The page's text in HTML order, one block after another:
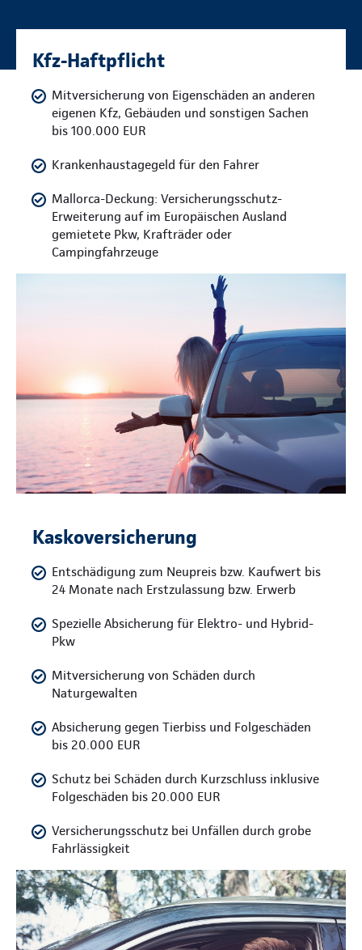
Kfz-Haftpflicht
Mitversicherung von Eigenschäden an anderen
eigenen Kfz, Gebäuden und sonstigen Sachen
bis 100.000 EUR
Krankenhaustagegeld für den Fahrer
Mallorca-Deckung: Versicherungsschutz-
Erweiterung auf im Europäischen Ausland
gemietete Pkw, Krafträder oder
Campingfahrzeuge
Kaskoversicherung
Entschädigung zum Neupreis bzw. Kaufwert bis
24 Monate nach Erstzulassung bzw. Erwerb
Spezielle Absicherung für Elektro- und Hybrid-
Pkw
Mitversicherung von Schäden durch
Naturgewalten
Absicherung gegen Tierbiss und Folgeschäden
bis 20.000 EUR
Schutz bei Schäden durch Kurzschluss inklusive
Folgeschäden bis 20.000 EUR
Versicherungsschutz bei Unfällen durch grobe
Fahrlässigkeit